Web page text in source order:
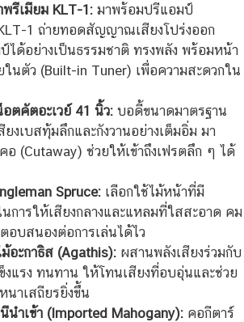
รีเมียม KLT-1:มาพร้อมปรีแอมป์
1 ถ่ายทอดสัญญาณเสียงโปร่งออก
ได้อย่างเป็นธรรมชาติ ทรงพลัง พร้อมหน้า
ในตัว (Built-in Tuner) เพื่อความสะดวกใน
ตคัตอะเวย์ 41 นิ้ว:บอดี้ขนาดมาตรฐาน
งเบสทุ้มลึกและกังวานอย่างเต็มอิ่ม มา
อ (Cutaway) ช่วยให้เข้าถึงเฟรตลึก ๆ ได้
Spruce:เลือกใช้ไม้หน้าที่มี
ารให้เสียงกลางและแหลมที่ใสสะอาด คม
อบสนองต่อการเล่นได้ไว
ม้อะกาธิส (Agathis):ผสานพลังเสียงร่วมกับ
แรง ทนทาน ให้โทนเสียงที่อบอุ่นและช่วย
นาเสถียรยิ่งขึ้น
นำเข้า (Imported Mahogany):คอกีตาร์